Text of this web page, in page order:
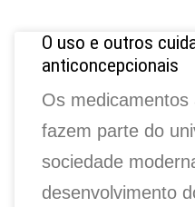
O uso e outros
anticoncepcionais
Os medicamentos
fazem parte do
sociedade
desenvolvimento